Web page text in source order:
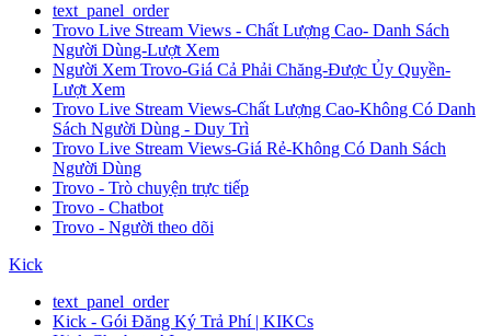
text_panel_order
Trovo Live Stream Views - Chất Lượng Cao- Danh Sách
Người Dùng-Lượt Xem
Người Xem Trovo-Giá Cả Phải Chăng-Được Ủy Quyền-
Lượt Xem
Trovo Live Stream Views-Chất Lượng Cao-Không Có Danh
Sách Người Dùng - Duy Trì
Trovo Live Stream Views-Giá Rẻ-Không Có Danh Sách
Người Dùng
Trovo - Trò chuyện trực tiếp
Trovo - Chatbot
Trovo - Người theo dõi
Kick
text_panel_order
Kick - Gói Đăng Ký Trả Phí | KIKCs